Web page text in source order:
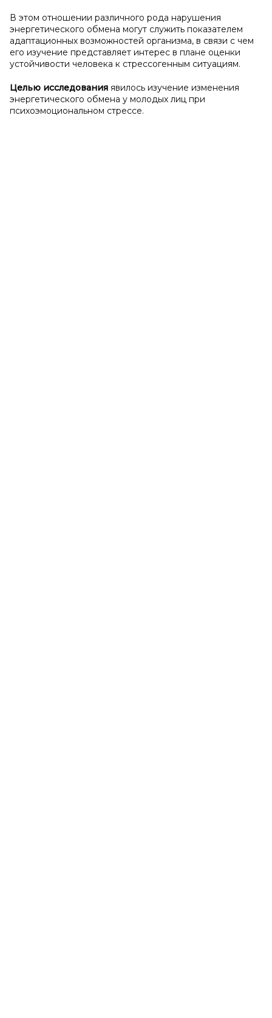
В этом отношении различного рода нарушения
энергетического обмена могут служить показателем
адаптационных возможностей организма, в связи с чем
его изучение представляет интерес в плане оценки
устойчивости человека к стрессогенным ситуациям.
Целью исследования явилось изучение изменения
энергетического обмена у молодых лиц при
психоэмоциональном стрессе.